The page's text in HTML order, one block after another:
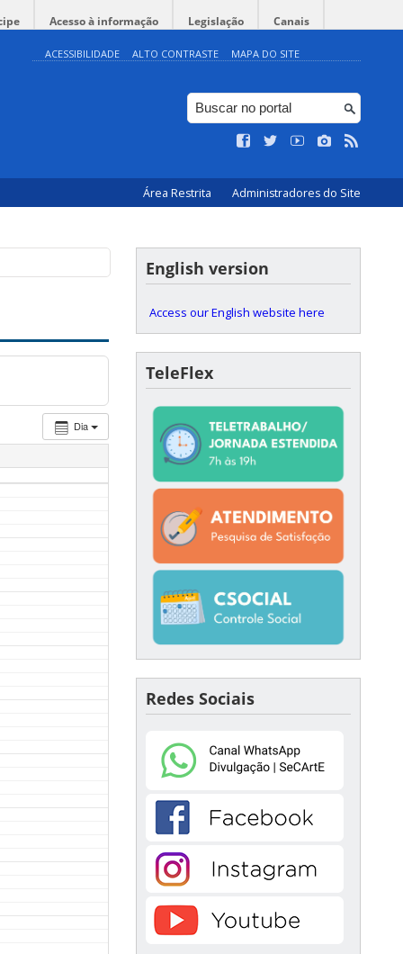
Acesso à informação Legislação Canais
ACESSIBILIDADE ALTO CONTRASTE MAPA DO SITE
Área Restrita Administradores do Site
Dia
English version
Access our English website here
TeleFlex
Redes Sociais